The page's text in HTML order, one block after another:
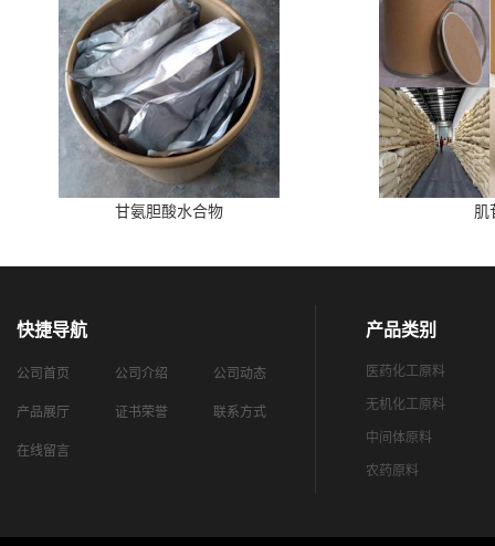
甘氨胆酸水合物 肌
快捷导航
公司首页 公司介绍 公司动态
产品展厅 证书荣誉 联系方式
在线留言
产品类别
医药化工原料
无机化工原料
中间体原料
农药原料